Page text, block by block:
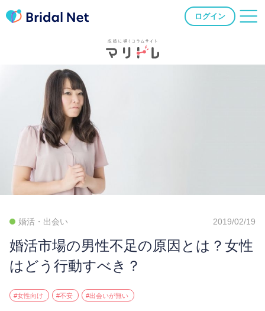
ログイン
婚活・出会い 2019/02/19
婚活市場の男性不足の原因とは？女性
はどう行動すべき？
#女性向け #不安 #出会いが無い